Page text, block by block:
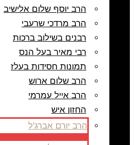
הרב יוסף שלום אלישיב
הרב מרדכי שרעבי
רבנים בשילוב ברכות
רבי מאיר בעל הנס
תמונות חסידות בעלז
הרב שלום ארוש
הרב אייל עמרמי
החזון איש
הרב יורם אברג'ל